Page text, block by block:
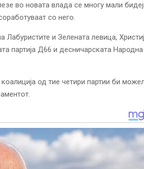
во новата влада се многу мали
со него.
Лабуристите и Зелената левица,
партија Д66 и десничарската Народна
од тие четири партии би